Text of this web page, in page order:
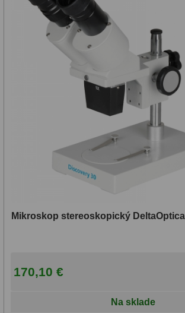
Mikroskop stereoskopický
170,10 €
Na sklade